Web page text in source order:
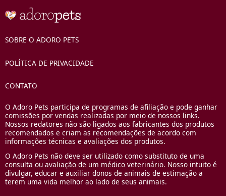
SOBRE O ADORO PETS
POLÍTICA DE PRIVACIDADE
CONTATO
O Adoro Pets participa de programas de afiliação e pode ganhar
comissões por vendas realizadas por meio de nossos links.
Nossos redatores não são ligados aos fabricantes dos produtos
recomendados e criam as recomendações de acordo com
informações técnicas e avaliações dos produtos.
O Adoro Pets não deve ser utilizado como substituto de uma
consulta ou avaliação de um médico veterinário. Nosso intuito é
divulgar, educar e auxiliar donos de animais de estimação a
terem uma vida melhor ao lado de seus animais.